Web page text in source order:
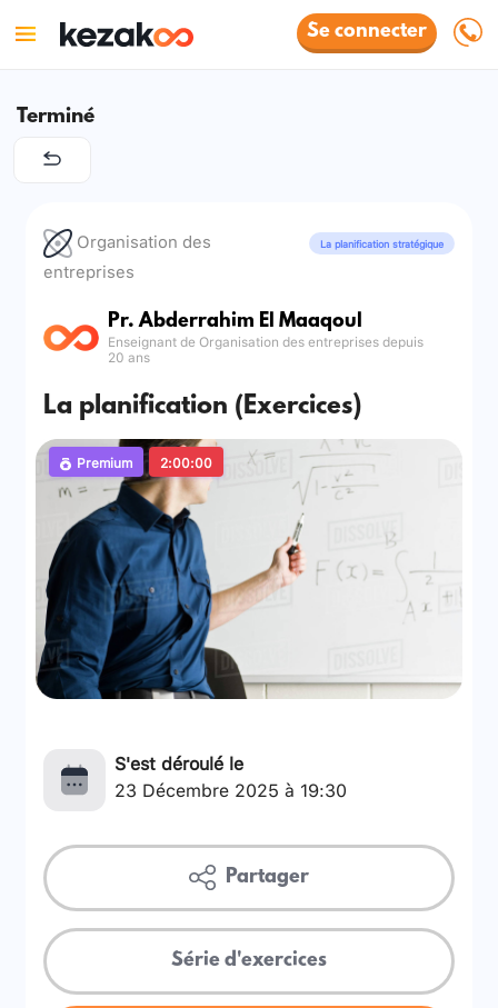
Se connecter
Terminé
Organisation des
entreprises
La planification stratégique
Pr. Abderrahim El Maaqoul
Enseignant de Organisation des entreprises depuis
20 ans
La planification (Exercices)
Premium 2:00:00
S'est déroulé le
23 Décembre 2025 à 19:30
Partager
Série d'exercices